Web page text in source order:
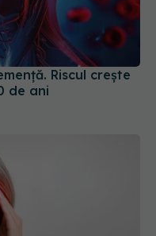
Riscul crește
de ani